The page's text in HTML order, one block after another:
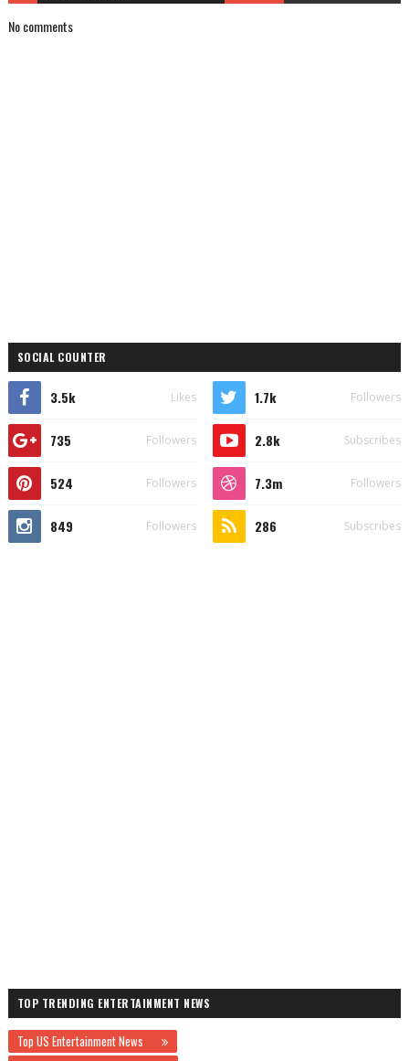
No comments
SOCIAL COUNTER
3.5k Likes 1.7k Followers
735 Followers 2.8k Subscribes
524 Followers 7.3m Followers
849 Followers 286 Subscribes
TOP TRENDING ENTERTAINMENT NEWS
Top US Entertainment News